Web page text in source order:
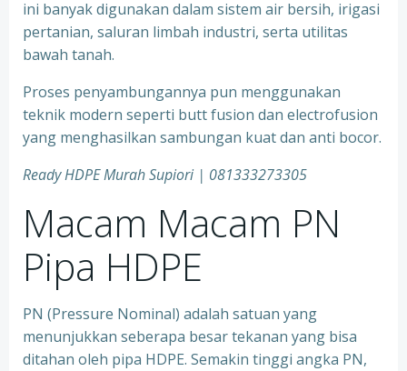
ini banyak digunakan dalam sistem air bersih, irigasi
pertanian, saluran limbah industri, serta utilitas
bawah tanah.
Proses penyambungannya pun menggunakan
teknik modern seperti butt fusion dan electrofusion
yang menghasilkan sambungan kuat dan anti bocor.
Ready HDPE Murah Supiori | 081333273305
Macam Macam PN
Pipa HDPE
PN (Pressure Nominal) adalah satuan yang
menunjukkan seberapa besar tekanan yang bisa
ditahan oleh pipa HDPE. Semakin tinggi angka PN,